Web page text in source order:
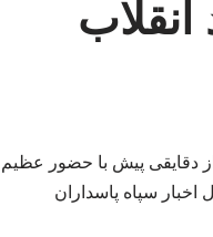
دقایقی پیش با حضور
اخبار سپاه پاسداران